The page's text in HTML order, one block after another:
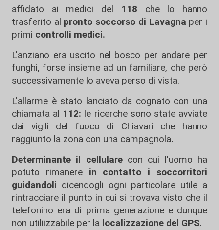
affidato ai medici del 118 che lo hanno
trasferito al pronto soccorso di Lavagna per i
primi controlli medici.
L'anziano era uscito nel bosco per andare per
funghi, forse insieme ad un familiare, che però
successivamente lo aveva perso di vista.
L'allarme è stato lanciato da cognato con una
chiamata al 112: le ricerche sono state avviate
dai vigili del fuoco di Chiavari che hanno
raggiunto la zona con una campagnola.
Determinante il cellulare con cui l'uomo ha
potuto rimanere in contatto i soccorritori
guidandoli dicendogli ogni particolare utile a
rintracciare il punto in cui si trovava visto che il
telefonino era di prima generazione e dunque
non utiliizzabile per la localizzazione del GPS.